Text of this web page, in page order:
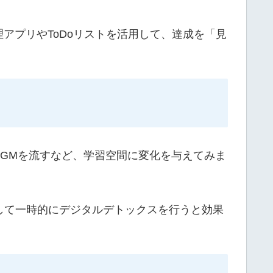
プリやToDoリストを活用して、達成を「見
を流すなど、学習空間に変化を与えてみま
一時的にデジタルデトックスを行うと効果